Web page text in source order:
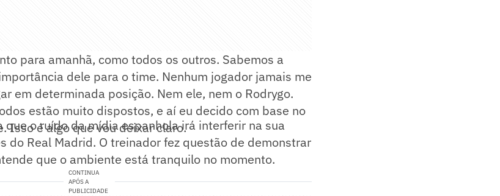
para amanhã, como todos os outros. Sabemos a
dele para o time. Nenhum jogador jamais me
em determinada posição. Nem ele, nem o Rodrygo.
estão muito dispostos, e aí eu decido com base no
Isso é algo que vou deixar claro.
que o ruído da mídia espanhola irá interferir na sua
do Real Madrid. O treinador fez questão de demonstrar
que o ambiente está tranquilo no momento.
CONTINUA
APÓS A
PUBLICIDADE